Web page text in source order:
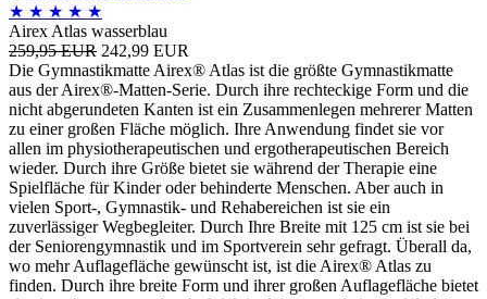
★ ★ ★ ★ ★
Airex Atlas wasserblau
259,95 EUR 242,99 EUR
Die Gymnastikmatte Airex® Atlas ist die größte Gymnastikmatte
aus der Airex®-Matten-Serie. Durch ihre rechteckige Form und die
nicht abgerundeten Kanten ist ein Zusammenlegen mehrerer Matten
zu einer großen Fläche möglich. Ihre Anwendung findet sie vor
allen im physiotherapeutischen und ergotherapeutischen Bereich
wieder. Durch ihre Größe bietet sie während der Therapie eine
Spielfläche für Kinder oder behinderte Menschen. Aber auch in
vielen Sport-, Gymnastik- und Rehabereichen ist sie ein
zuverlässiger Wegbegleiter. Durch Ihre Breite mit 125 cm ist sie bei
der Seniorengymnastik und im Sportverein sehr gefragt. Überall da,
wo mehr Auflagefläche gewünscht ist, ist die Airex® Atlas zu
finden. Durch ihre breite Form und ihrer großen Auflagefläche bietet